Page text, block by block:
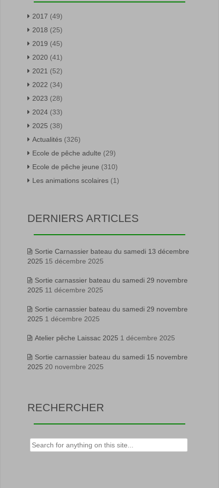
2017 (49)
2018 (25)
2019 (45)
2020 (41)
2021 (52)
2022 (34)
2023 (28)
2024 (33)
2025 (38)
Actualités (326)
Ecole de pêche adulte (29)
Ecole de pêche jeune (310)
Les animations scolaires (1)
DERNIERS ARTICLES
Sortie Carnassier bateau du samedi 13 décembre
2025 15 décembre 2025
Sortie carnassier bateau du samedi 29 novembre
2025 11 décembre 2025
Sortie carnassier bateau du samedi 29 novembre
2025 1 décembre 2025
Atelier pêche Laissac 2025 1 décembre 2025
Sortie carnassier bateau du samedi 15 novembre
2025 20 novembre 2025
RECHERCHER
Rechercher :